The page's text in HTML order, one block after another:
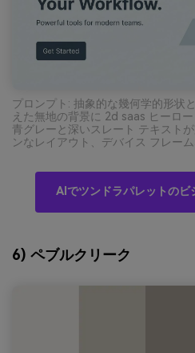
プロンプト: 抽象的な幾何学的形状
えた無地の背景に 2d saas ヒーロ
青グレーと深いスレート テキスト
ンなレイアウト、デバイス フレー
AIでツンドラパレットのビ
6) ペブルクリーク